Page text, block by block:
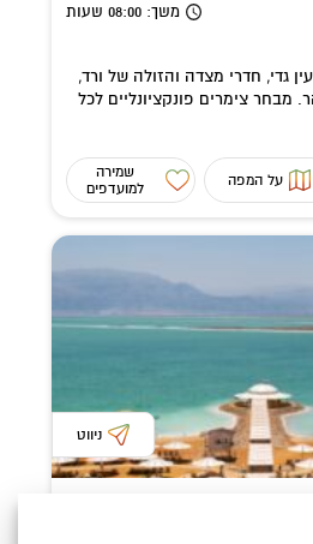
משך: 08:00 שעות
גדי, חדרי מצדה והזולה של ורד,
מבחר צימרים פונקציונליים לכל
על המפה
שמירה
למועדפים
ניווט